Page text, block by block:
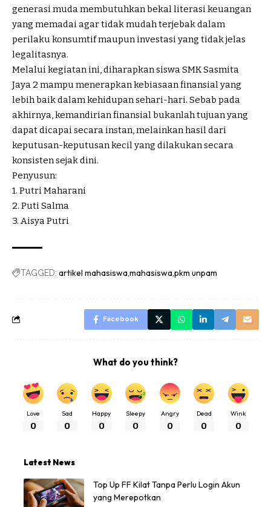
generasi muda membutuhkan bekal literasi keuangan
yang memadai agar tidak mudah terjebak dalam
perilaku konsumtif maupun investasi yang tidak jelas
legalitasnya.
Melalui kegiatan ini, diharapkan siswa SMK Sasmita
Jaya 2 mampu menerapkan kebiasaan finansial yang
lebih baik dalam kehidupan sehari-hari. Sebab pada
akhirnya, kemandirian finansial bukanlah tujuan yang
dapat dicapai secara instan, melainkan hasil dari
keputusan-keputusan kecil yang dilakukan secara
konsisten sejak dini.
Penyusun:
1. Putri Maharani
2. Puti Salma
3. Aisya Putri
TAGGED: artikel mahasiswamahasiswapkm unpam
Facebook
What do you think?
Love
0
Sad
0
Happy
0
Sleepy
0
Angry
0
Dead
0
Wink
0
Latest News
Top Up FF Kilat Tanpa Perlu Login Akun
yang Merepotkan